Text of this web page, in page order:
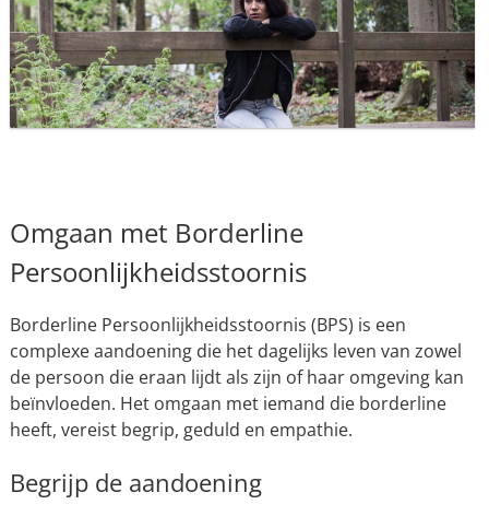
Omgaan met Borderline
Persoonlijkheidsstoornis
Borderline Persoonlijkheidsstoornis (BPS) is een
complexe aandoening die het dagelijks leven van zowel
de persoon die eraan lijdt als zijn of haar omgeving kan
beïnvloeden. Het omgaan met iemand die borderline
heeft, vereist begrip, geduld en empathie.
Begrijp de aandoening